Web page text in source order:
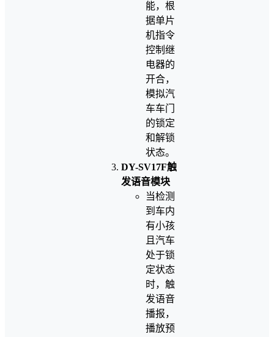
能，根
据单片
机指令
控制继
电器的
开合，
模拟汽
车车门
的锁定
和解锁
状态。
DY-SV17F触
发语音模块
当检测
到车内
有小孩
且汽车
处于锁
定状态
时，触
发语音
播报，
播放预